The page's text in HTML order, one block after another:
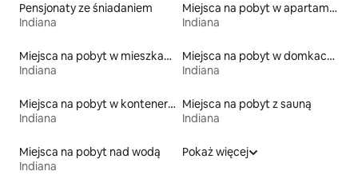
Pensjonaty ze śniadaniem
Indiana
Miejsca na pobyt w apartamentach z obsługą
Indiana
Miejsca na pobyt w mieszkaniach typu condo
Indiana
Miejsca na pobyt w domkach gościnnych
Indiana
Miejsca na pobyt w kontenerach
Indiana
Miejsca na pobyt z sauną
Indiana
Miejsca na pobyt nad wodą
Indiana
Pokaż więcej